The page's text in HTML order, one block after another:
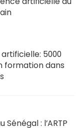
5000
formation dans
: l’ARTP